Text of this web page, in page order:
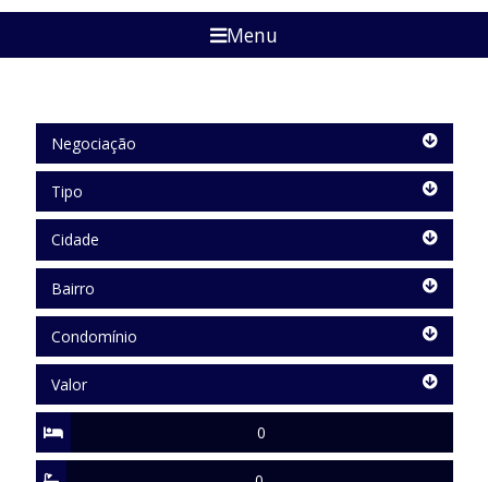
Menu
Negociação
Tipo
Cidade
Cidade
Bairro
Condomínio
Valor
Valor
Quartos
Suítes